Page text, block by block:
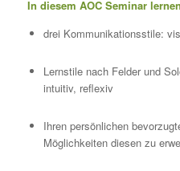
In diesem AOC Seminar
drei Kommunikationsstile:
Lernstile nach Felder und
intuitiv, reflexiv
Ihren persönlichen
Möglichkeiten diesen zu